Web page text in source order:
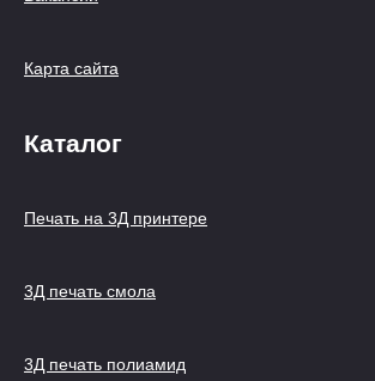
Карта сайта
Каталог
Печать на 3Д принтере
3Д печать смола
3Д печать полиамид